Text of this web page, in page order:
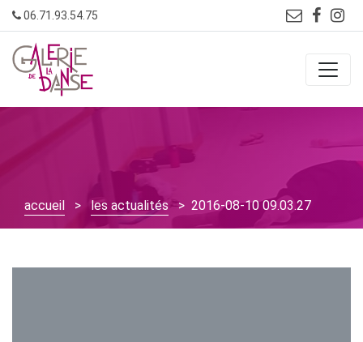
Skip
to
content
06.71.93.54.75
accueil > les actualités > 2016-08-10 09.03.27